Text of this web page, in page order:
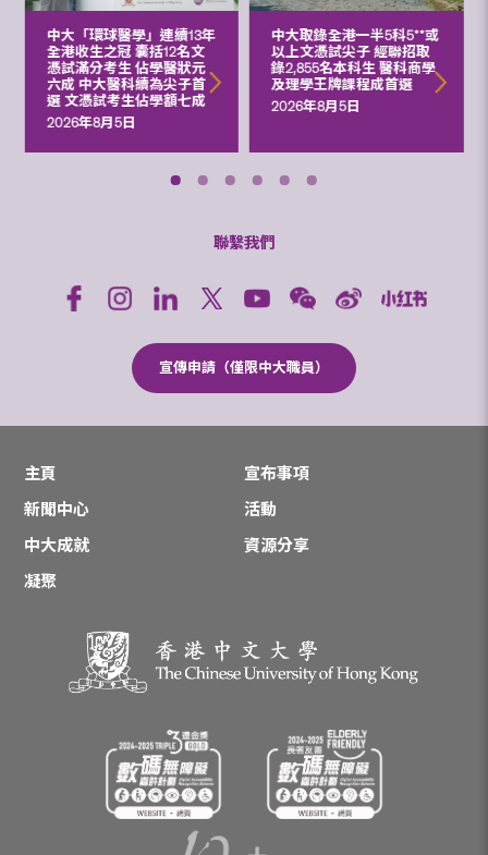
中大「環球醫學」連續13年
全港收生之冠 囊括12名文
憑試滿分考生 佔學醫狀元
六成 中大醫科續為尖子首
選 文憑試考生佔學額七成
2026年8月5日
中大取錄全港一半5科5**或
以上文憑試尖子 經聯招取
錄2,855名本科生 醫科商學
及理學王牌課程成首選
2026年8月5日
聯繫我們
宣傳申請（僅限中大職員）
主頁
宣布事項
新聞中心
活動
中大成就
資源分享
凝聚